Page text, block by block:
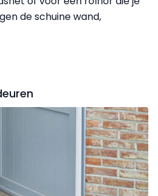
de schuine wand,